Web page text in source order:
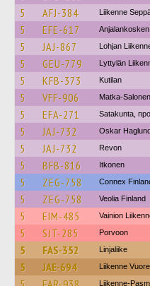
5
AFJ-384 Liikenne
5 EFE-617
5 JAJ-867 Lohjan
5 GEU-779 Lyttylän
5 KFB-373 Kutilan
5 VFF-906 Matka-Salonen
5 EFA-271 Satakunta,
5 JAJ-732 Oskar
5 JAJ-732 Revon
5 BFB-816 Itkonen
5 ZEG-758 Connex
5 ZEG-758 Veolia Finland
5 EIM-485 Vainion
5 SJT-285 Porvoon
5 FAS-352 Linjaliike
5 JAE-694 Liikenne
Liikenne-